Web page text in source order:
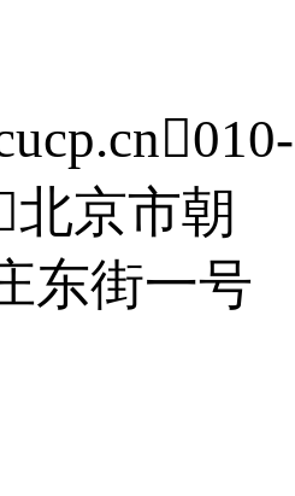
010-
北京市朝
东街一号